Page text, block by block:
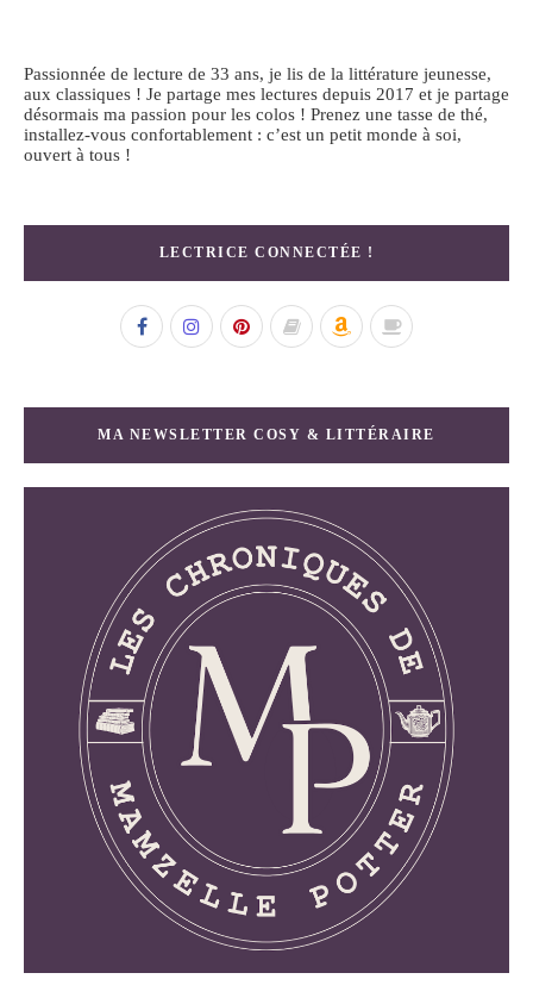
Passionnée de lecture de 33 ans, je lis de la littérature jeunesse,
aux classiques ! Je partage mes lectures depuis 2017 et je partage
désormais ma passion pour les colos ! Prenez une tasse de thé,
installez-vous confortablement : c’est un petit monde à soi,
ouvert à tous !
LECTRICE CONNECTÉE !
MA NEWSLETTER COSY & LITTÉRAIRE